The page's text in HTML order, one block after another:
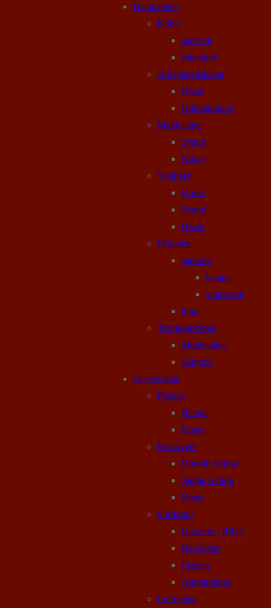
Blankvåben
Knive
survival
foldekniv
Arbejdsredskaber
Økser
Køkkenknive
Middelalder
Sværd
Knive
Vikinger
Knive
Sværd
Økser
Orienten
samurai
katana
wakizashi
kina
Træningsvåben
Middelalder
Samurai
Skydevåben
Pistoler
Beretta
Ruger
Revolvere
Double Action
Single Action
Ruger
Sortkrudt
Geværer / Rifler
Revolvere
Pistoler
Ammunition
Luftvåben